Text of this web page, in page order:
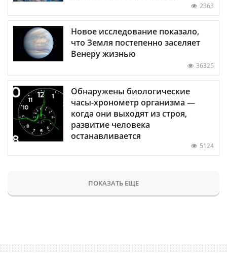
2363
Новое исследование показало,
что Земля постепенно заселяет
Венеру жизнью
36325
Обнаружены биологические
часы-хронометр организма —
когда они выходят из строя,
развитие человека
останавливается
5124
ПОКАЗАТЬ ЕЩЕ